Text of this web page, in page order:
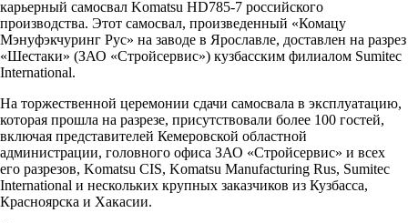
карьерный самосвал Komatsu HD785-7 российского
производства. Этот самосвал, произведенный «Комацу
Мэнуфэкчуринг Рус» на заводе в Ярославле, доставлен на разрез
«Шестаки» (ЗАО «Стройсервис») кузбасским филиалом Sumitec
International.
На торжественной церемонии сдачи самосвала в эксплуатацию,
которая прошла на разрезе, присутствовали более 100 гостей,
включая представителей Кемеровской областной
администрации, головного офиса ЗАО «Стройсервис» и всех
его разрезов, Komatsu CIS, Komatsu Manufacturing Rus, Sumitec
International и нескольких крупных заказчиков из Кузбасса,
Красноярска и Хакасии.